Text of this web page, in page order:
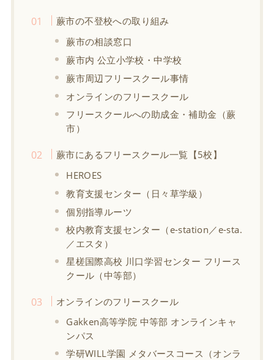
蕨市の不登校への取り組み
蕨市の相談窓口
蕨市内 公立小学校・中学校
蕨市周辺フリースクール事情
オンラインのフリースクール
フリースクールへの助成金・補助金（蕨
市）
蕨市にあるフリースクール一覧【5校】
HEROES
教育支援センター（日々草学級）
個別指導ルーツ
校内教育支援センター（e-station／e-sta.
／エスタ）
星槎国際高校 川口学習センター フリース
クール（中等部）
オンラインのフリースクール
Gakken高等学院 中等部 オンラインキャ
ンパス
学研WILL学園 メタバースコース（オンラ